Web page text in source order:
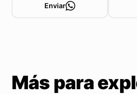
Enviar
Más para